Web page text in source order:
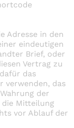
Adresse in den
eindeutigen
Brief, oder
Vertrag zu
das
verwenden, das
der
Mitteilung
vor Ablauf der